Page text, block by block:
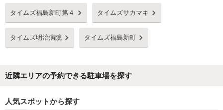
タイムズ福島新町第４ タイムズサカマキ
タイムズ明治病院 タイムズ福島新町
近隣エリアの予約できる駐車場を探す
人気スポットから探す